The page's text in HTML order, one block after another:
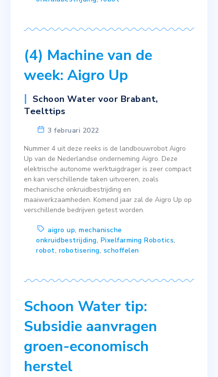
(4) Machine van de
week: Aigro Up
Schoon Water voor Brabant,
Teelttips
3 februari 2022
Nummer 4 uit deze reeks is de landbouwrobot Aigro
Up van de Nederlandse onderneming Aigro. Deze
elektrische autonome werktuigdrager is zeer compact
en kan verschillende taken uitvoeren, zoals
mechanische onkruidbestrijding en
maaiwerkzaamheden. Komend jaar zal de Aigro Up op
verschillende bedrijven getest worden.
aigro up,mechanische
onkruidbestrijding, Pixelfarming Robotics,
robot, robotisering, schoffelen
Schoon Water tip:
Subsidie aanvragen
groen-economisch
herstel